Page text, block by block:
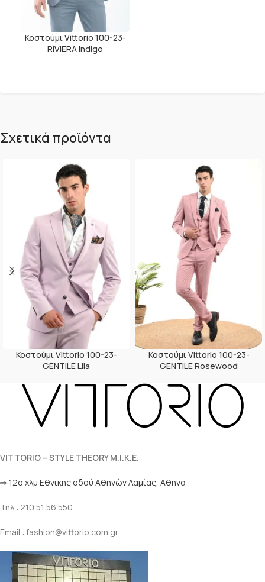
Κοστούμι Vittorio 100-23-
RIVIERA Indigo
Σχετικά προϊόντα
Κοστούμι Vittorio 100-23-
GENTILE Lila
Κοστούμι Vittorio 100-23-
GENTILE Rosewood
VITTORIO – STYLE THEORY M.I.K.E.
⇨ 12ο χλμ Eθνικής οδού Αθηνών Λαμίας, Αθήνα
Τηλ.: 210 51 56 550
Email : fashion@vittorio.com.gr